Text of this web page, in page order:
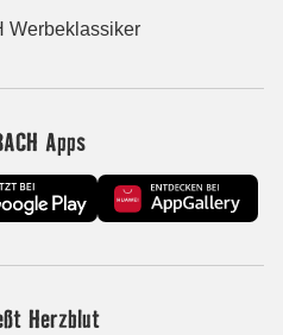
Werbeklassiker
Apps
Herzblut